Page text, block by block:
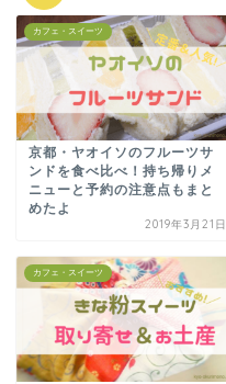
カフェ・スイーツ
京都・ヤオイソのフルーツサ
ンドを食べ比べ！持ち帰りメ
ニューと予約の注意点もまと
めたよ
2019年3月21日
カフェ・スイーツ